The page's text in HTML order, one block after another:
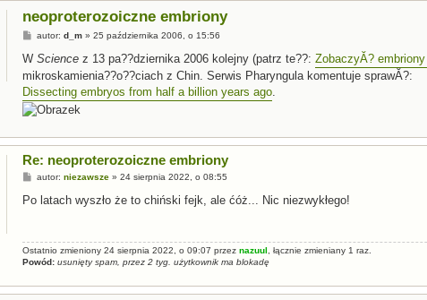
neoproterozoiczne embriony
P
s
autor: d_m» 25 października 2006, o 15:56
W Sciencez 13 pa??dziernika 2006 kolejny (patrz te??: ZobaczyĂ?
mikroskamienia??o??ciach z Chin. Serwis Pharyngula komentuje sprawĂ?:
Dissecting embryos from half a billion years ago.
Re: neoproterozoiczne embriony
P
s
autor: niezawsze» 24 sierpnia 2022, o 08:55
Po latach wyszło że to chiński fejk, ale ćóż... Nic niezwykłego!
Ostatnio zmieniony 24 sierpnia 2022, o 09:07 przez nazuul , łącznie zmieniany 1 raz.
Powód: usunięty spam, przez 2 tyg. użytkownik ma blokadę